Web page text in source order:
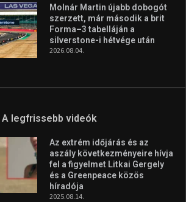
Molnár Martin újabb dobogót
szerzett, már második a brit
Forma–3 tabelláján a
silverstone-i hétvége után
2026.08.04.
A legfrissebb videók
Az extrém időjárás és az
aszály következményeire hívja
fel a figyelmet Litkai Gergely
és a Greenpeace közös
híradója
2025.08.14.